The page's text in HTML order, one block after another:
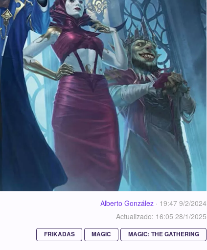
Alberto González · 19:47 9/2/2024
Actualizado: 16:05 28/1/2025
FRIKADAS MAGIC MAGIC: THE GATHERING